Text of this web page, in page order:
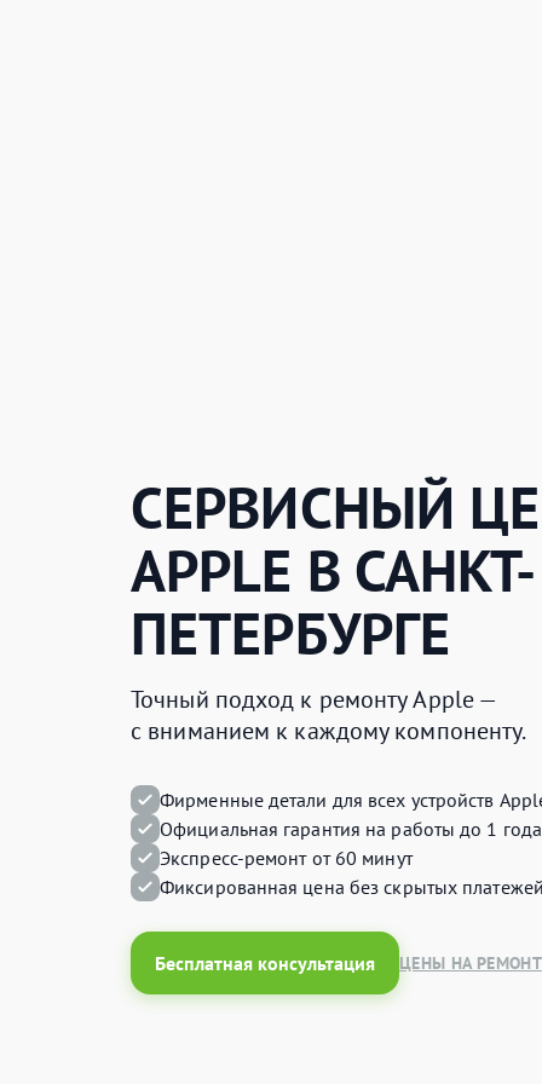
СЕРВИСНЫЙ
APPLE В САНКТ-
ПЕТЕРБУРГЕ
Точный подход к ремонту Apple —
с вниманием к каждому компоненту.
Фирменные детали для всех устройств
Официальная гарантия на работы до 1 года
Экспресс-ремонт от 60 минут
Фиксированная цена без скрытых
Бесплатная консультация ЦЕНЫ НА РЕМОНТ